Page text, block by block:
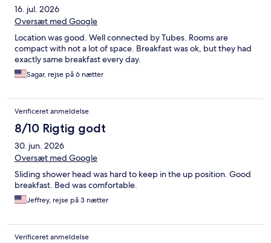
16. jul. 2026
Oversæt med Google
Location was good. Well connected by Tubes. Rooms are
compact with not a lot of space. Breakfast was ok, but they had
exactly same breakfast every day.
Sagar, rejse på 6 nætter
Verificeret anmeldelse
8/10 Rigtig godt
30. jun. 2026
Oversæt med Google
Sliding shower head was hard to keep in the up position. Good
breakfast. Bed was comfortable.
Jeffrey, rejse på 3 nætter
Verificeret anmeldelse